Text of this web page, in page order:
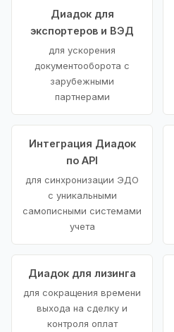
Диадок для
экспортеров и ВЭД
для ускорения
документооборота с
зарубежными
партнерами
Интеграция Диадок
по API
для синхронизации ЭДО
с уникальными
самописными системами
учета
Диадок для лизинга
для сокращения времени
выхода на сделку и
контроля оплат